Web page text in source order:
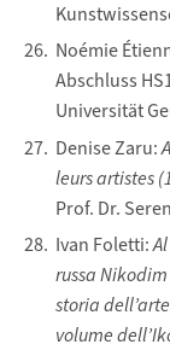
Noémie
Abschluss
Universität
Denise Zaru:
leurs artistes
Prof. Dr.
Ivan Foletti:
russa
storia
volume